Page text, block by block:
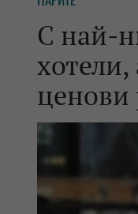
БАНКИ
ПАРИТЕ
ЕНЕРГЕТИКА
С най-